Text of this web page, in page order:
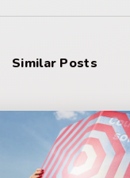
Similar Posts